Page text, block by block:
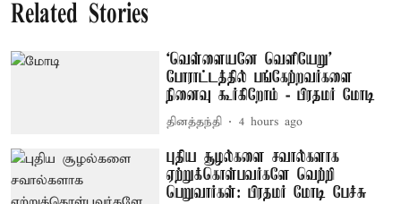
Related Stories
‘வெள்ளையனே வெளியேறு’
போராட்டத்தில் பங்கேற்றவர்களை
நினைவு கூர்கிறோம் - பிரதமர் மோடி
தினத்தந்தி 4 hours ago
புதிய சூழல்களை சவால்களாக
ஏற்றுக்கொள்பவர்களே வெற்றி
பெறுவார்கள்: பிரதமர் மோடி பேச்சு